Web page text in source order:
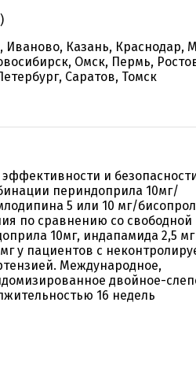
Иваново, Казань, Краснодар,
Омск, Пермь,
Саратов, Томск
и
периндоприла 10мг/
5 или 10 мг/
по сравнению со свободной
10мг, индапамида 2,5
у пациентов с
Международное,
двойное-
16 недель